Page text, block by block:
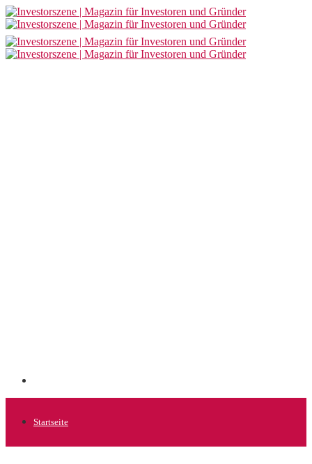
Startseite